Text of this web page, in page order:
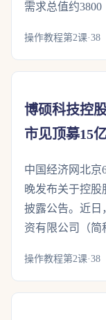
需求总值约3800
操作教程第2课·38
博硕科技控
市见顶募15
中国经济网北京
晚发布关于控股
披露公告。近日
资有限公司（简
操作教程第2课·38